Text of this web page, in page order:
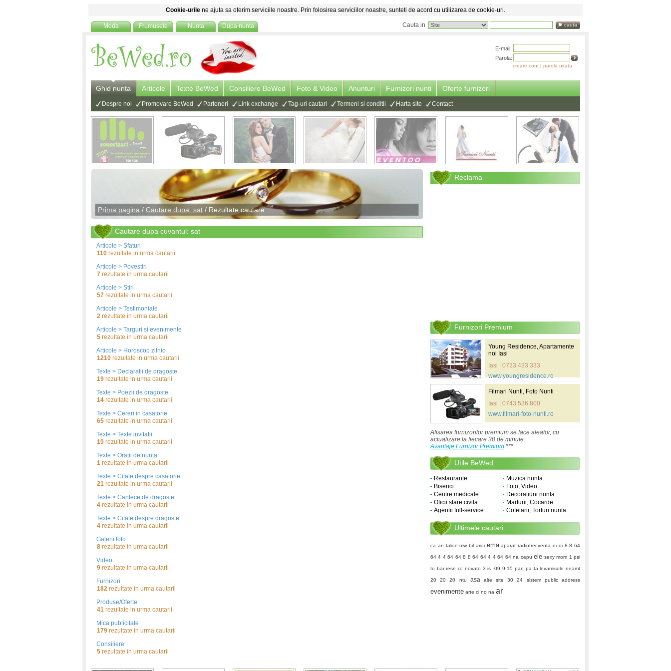
Cookie-urile ne ajuta sa oferim serviciile noastre. Prin folosirea serviciilor noastre, sunteti de acord cu utilizarea de cookie-uri.
Moda Frumusete Nunta Dupa nunta Cauta in cauta
E-mail:
Parola:
creare cont | parola uitata
Ghid nunta Articole Texte BeWed Consiliere BeWed Foto & Video Anunturi Furnizori nunti Oferte furnizori
Despre noi Promovare BeWed Parteneri Link exchange Tag-uri cautari Termeni si conditii Harta site Contact
Prima pagina / Cautare dupa: sat / Rezultate cautare
Cautare dupa cuvantul: sat
Articole > Sfaturi
110 rezultate in urma cautarii
Articole > Povestiri
7 rezultate in urma cautarii
Articole > Stiri
57 rezultate in urma cautarii
Articole > Testimoniale
2 rezultate in urma cautarii
Articole > Targuri si evenimente
5 rezultate in urma cautarii
Articole > Horoscop zilnic
1210 rezultate in urma cautarii
Texte > Declaratii de dragoste
19 rezultate in urma cautarii
Texte > Poezii de dragoste
14 rezultate in urma cautarii
Texte > Cereri in casatorie
65 rezultate in urma cautarii
Texte > Texte invitatii
10 rezultate in urma cautarii
Texte > Oratii de nunta
1 rezultate in urma cautarii
Texte > Citate despre casatorie
21 rezultate in urma cautarii
Texte > Cantece de dragoste
4 rezultate in urma cautarii
Texte > Citate despre dragoste
4 rezultate in urma cautarii
Galerii foto
8 rezultate in urma cautarii
Video
9 rezultate in urma cautarii
Furnizori
182 rezultate in urma cautarii
Produse/Oferte
41 rezultate in urma cautarii
Mica publicitate
179 rezultate in urma cautarii
Consiliere
5 rezultate in urma cautarii
Reclama
Furnizori Premium
Young Residence, Apartamente
noi Iasi
Iasi | 0723 433 333
www.youngresidence.ro
Filmari Nunti, Foto Nunti
Iasi | 0743 536 800
www.filmari-foto-nunti.ro
Afisarea furnizorilor premium se face aleator, cu
actualizare la fiecare 30 de minute.
Avantaje Furnizor Premium ***
Utile BeWed
Restaurante
Biserici
Centre medicale
Oficii stare civila
Agentii full-service
Muzica nunta
Foto, Video
Decoratiuni nunta
Marturii, Cocarde
Cofetarii, Torturi nunta
Ultimele cautari
ca an talice mw bil arici ema aparat radiofrecventa oi oi 8 8 64
64 4 4 64 64 8 8 64 64 4 4 64 64 na cepu ele sexy mom 1 psi
to bar rese cc novato 3 is -09 9 15 pan pa ta levamisole neamt
20 20 20 ntu asa alte site 30 24 sistem public address
evenimente arte ci no na ar